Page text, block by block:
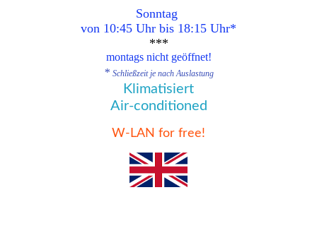
Sonntag
von 10:45 Uhr bis 18:15 Uhr*
***
montags nicht geöffnet!
* Schließzeit je nach Auslastung
Klimatisiert
Air-conditioned
W-LAN for free!